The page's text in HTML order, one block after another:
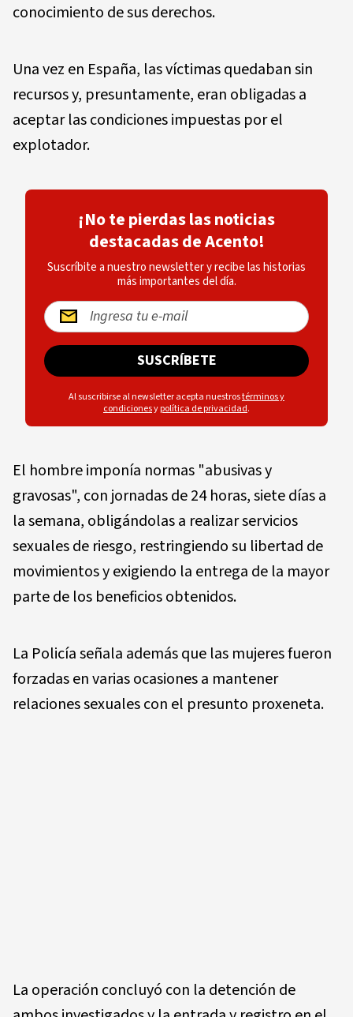
conocimiento de sus derechos.
Una vez en España, las víctimas quedaban sin
recursos y, presuntamente, eran obligadas a
aceptar las condiciones impuestas por el
explotador.
¡No te pierdas las noticias
destacadas de Acento!
Suscríbite a nuestro newsletter y recibe las historias
más importantes del día.
SUSCRÍBETE
Al suscribirse al newsletter acepta nuestrostérminos y
condicionesypolítica de privacidad.
El hombre imponía normas "abusivas y
gravosas", con jornadas de 24 horas, siete días a
la semana, obligándolas a realizar servicios
sexuales de riesgo, restringiendo su libertad de
movimientos y exigiendo la entrega de la mayor
parte de los beneficios obtenidos.
La Policía señala además que las mujeres fueron
forzadas en varias ocasiones a mantener
relaciones sexuales con el presunto proxeneta.
La operación concluyó con la detención de